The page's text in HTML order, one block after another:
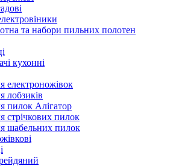
та набори пильних полотен
кухонні
електроножівок
лобзиків
пилок Алігатор
стрічкових пилок
шабельних пилок